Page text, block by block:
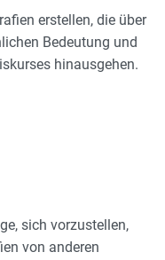
erstellen, die über
Bedeutung und
hinausgehen.
sich vorzustellen,
von anderen